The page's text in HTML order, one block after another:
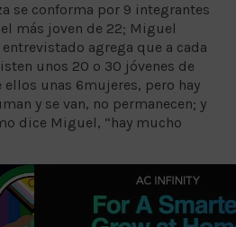
se conforma por 9 integrantes
más joven de 22; Miguel
agrega que a cada
unos 20 o 30 jóvenes de
unas 6mujeres, pero hay
y se van, no permanecen; y
dice Miguel, “hay mucho